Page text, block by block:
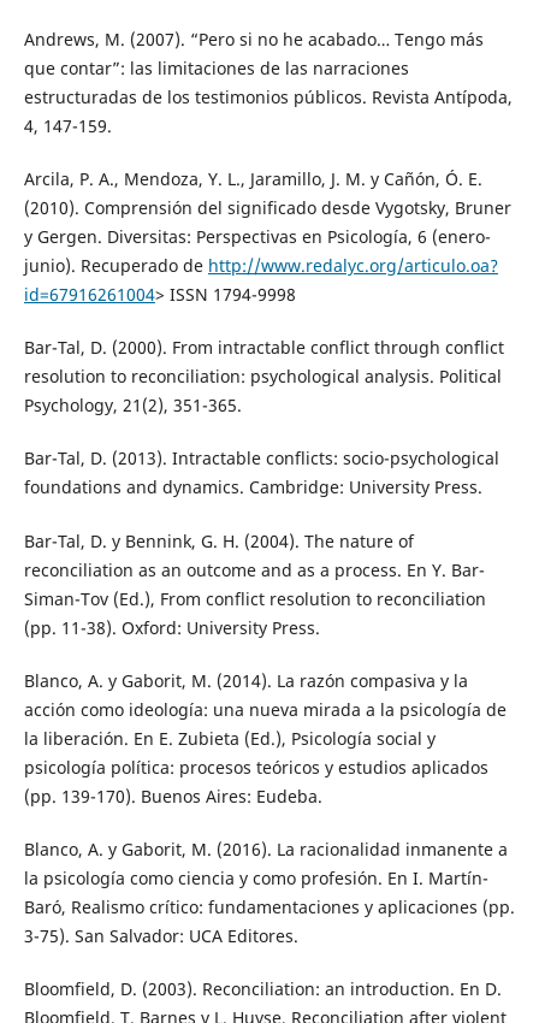
Andrews, M. (2007). “Pero si no he acabado… Tengo más
que contar”: las limitaciones de las narraciones
estructuradas de los testimonios públicos. Revista Antípoda,
4, 147-159.
Arcila, P. A., Mendoza, Y. L., Jaramillo, J. M. y Cañón, Ó. E.
(2010). Comprensión del significado desde Vygotsky, Bruner
y Gergen. Diversitas: Perspectivas en Psicología, 6 (enero-
junio). Recuperado de http://www.redalyc.org/articulo.oa?
id=67916261004> ISSN 1794-9998
Bar-Tal, D. (2000). From intractable conflict through conflict
resolution to reconciliation: psychological analysis. Political
Psychology, 21(2), 351-365.
Bar-Tal, D. (2013). Intractable conflicts: socio-psychological
foundations and dynamics. Cambridge: University Press.
Bar-Tal, D. y Bennink, G. H. (2004). The nature of
reconciliation as an outcome and as a process. En Y. Bar-
Siman-Tov (Ed.), From conflict resolution to reconciliation
(pp. 11-38). Oxford: University Press.
Blanco, A. y Gaborit, M. (2014). La razón compasiva y la
acción como ideología: una nueva mirada a la psicología de
la liberación. En E. Zubieta (Ed.), Psicología social y
psicología política: procesos teóricos y estudios aplicados
(pp. 139-170). Buenos Aires: Eudeba.
Blanco, A. y Gaborit, M. (2016). La racionalidad inmanente a
la psicología como ciencia y como profesión. En I. Martín-
Baró, Realismo crítico: fundamentaciones y aplicaciones (pp.
3-75). San Salvador: UCA Editores.
Bloomfield, D. (2003). Reconciliation: an introduction. En D.
Bloomfield, T. Barnes y L. Huyse, Reconciliation after violent